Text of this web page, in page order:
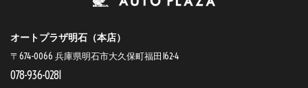
オートプラザ明石（本店）
〒674-0066 兵庫県明石市大久保町福田162-4
078-936-0281